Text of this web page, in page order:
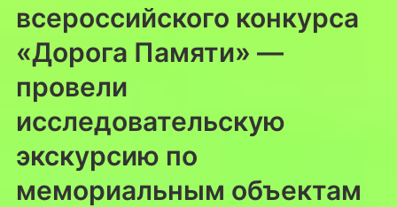
всероссийского конкурса
«Дорога Памяти» —
провели
исследовательскую
экскурсию по
мемориальным объектам